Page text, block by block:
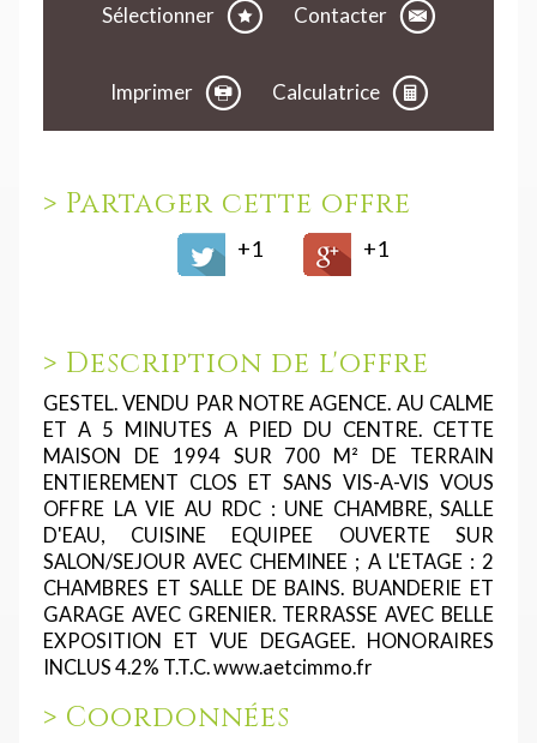
Sélectionner Contacter
Imprimer Calculatrice
> Partager cette offre
+1 +1
> Description de l'offre
GESTEL. VENDU PAR NOTRE AGENCE. AU CALME
ET A 5 MINUTES A PIED DU CENTRE. CETTE
MAISON DE 1994 SUR 700 M² DE TERRAIN
ENTIEREMENT CLOS ET SANS VIS-A-VIS VOUS
OFFRE LA VIE AU RDC : UNE CHAMBRE, SALLE
D'EAU, CUISINE EQUIPEE OUVERTE SUR
SALON/SEJOUR AVEC CHEMINEE ; A L'ETAGE : 2
CHAMBRES ET SALLE DE BAINS. BUANDERIE ET
GARAGE AVEC GRENIER. TERRASSE AVEC BELLE
EXPOSITION ET VUE DEGAGEE. HONORAIRES
INCLUS 4.2% T.T.C. www.aetcimmo.fr
> Coordonnées